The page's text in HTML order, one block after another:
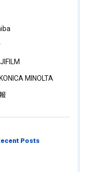
MINOLTA
Posts